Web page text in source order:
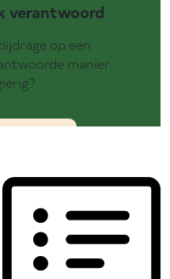
verantwoord
op een
manier.